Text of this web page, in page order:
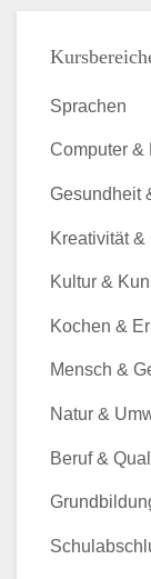
Sprachen
Computer &
Gesundheit
Kreativität &
Kultur &
Kochen &
Mensch &
Natur &
Beruf &